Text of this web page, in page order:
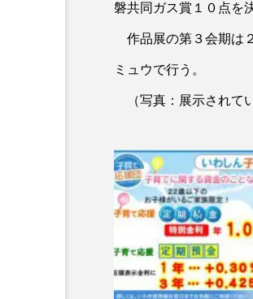
磐共同ガス賞１０点を
作品展の第３会期は
ミュウで行う。
（写真：展示されて